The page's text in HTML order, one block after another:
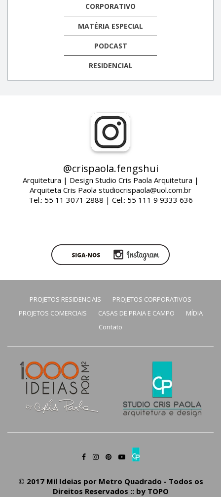
CORPORATIVO
MATÉRIA ESPECIAL
PODCAST
RESIDENCIAL
@crispaola.fengshui
Arquitetura | Design Studio Cris Paola Arquitetura |
Arquiteta Cris Paola studiocrispaola@uol.com.br
Tel.: 55 11 3071 2888 | Cel.: 55 111 9 9333 636
PROJETOS RESIDENCIAIS
PROJETOS CORPORATIVOS
PROJETOS COMERCIAIS
CASAS DE PRAIA E CAMPO
MÍDIA
Contato
© 2017 Mil Ideias por Metro Quadrado - Todos os
Direitos Reservados :: by TOPO